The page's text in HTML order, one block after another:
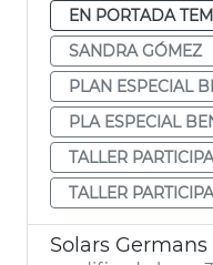
EN PORTADA
SANDRA GÓMEZ
PLAN ESPECIAL
PLA ESPECIAL
TALLER
TALLER
Solars